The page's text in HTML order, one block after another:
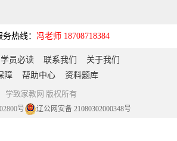
热线： 冯老师 18708718384
学员必读 联系我们
关于我们
障
帮助中心 资料题库
学致家教网 版权所有
号 辽公网安备 21080302000348号